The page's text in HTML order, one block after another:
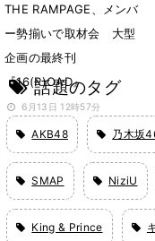
THE RAMPAGE、メンバ
ー勢揃いで取材会 大型
企画の最終刊
『16(R)OAD』
6月13日 12時57分
話題のタグ
AKB48 乃木坂
SMAP NiziU
King & Prince